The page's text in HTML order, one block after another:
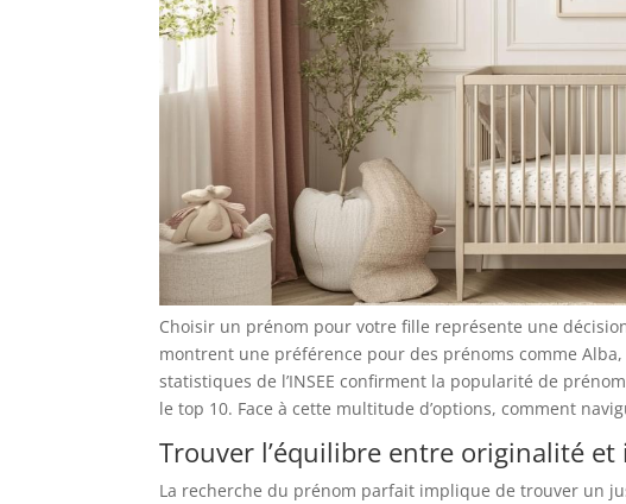
Choisir un prénom pour votre fille représente une
montrent une préférence pour des prénoms comme
statistiques de l’INSEE confirment la popularité de
le top 10. Face à cette multitude d’options, comment
Trouver l’équilibre entre originalité
La recherche du prénom parfait implique de trouver un